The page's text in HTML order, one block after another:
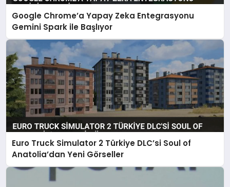
Google Chrome’a Yapay Zeka Entegrasyonu
Gemini Spark ile Başlıyor
Euro Truck Simulator 2 Türkiye DLC’si Soul of
Anatolia’dan Yeni Görseller